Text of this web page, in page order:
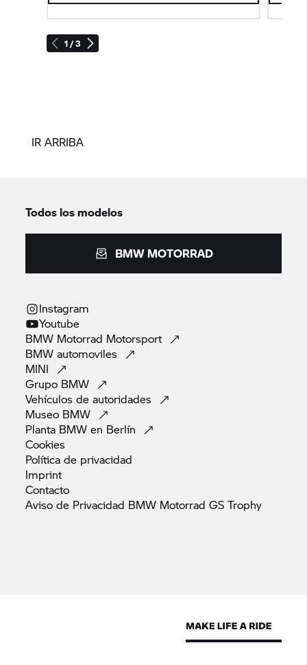
1 / 3
IR ARRIBA
Todos los modelos
BMW MOTORRAD
Instagram
Youtube
BMW Motorrad Motorsport
BMWautomoviles
MINI
Grupo BMW
Vehículos deautoridades
Museo BMW
Planta BMW en Berlín
Cookies
Política de privacidad
Imprint
Contacto
Aviso de Privacidad BMW Motorrad GSTrophy